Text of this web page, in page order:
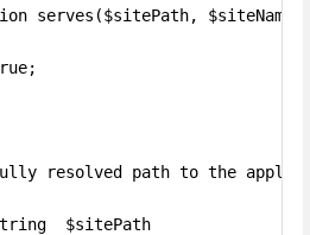
serves($sitePath, $siteName,
resolved path to the
$sitePath